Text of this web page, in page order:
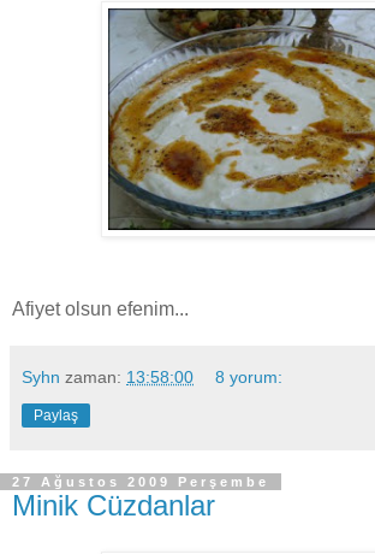
Afiyet olsun efenim...
Syhn zaman: 13:58:00 8 yorum:
Paylaş
27 Ağustos 2009 Perşembe
Minik Cüzdanlar